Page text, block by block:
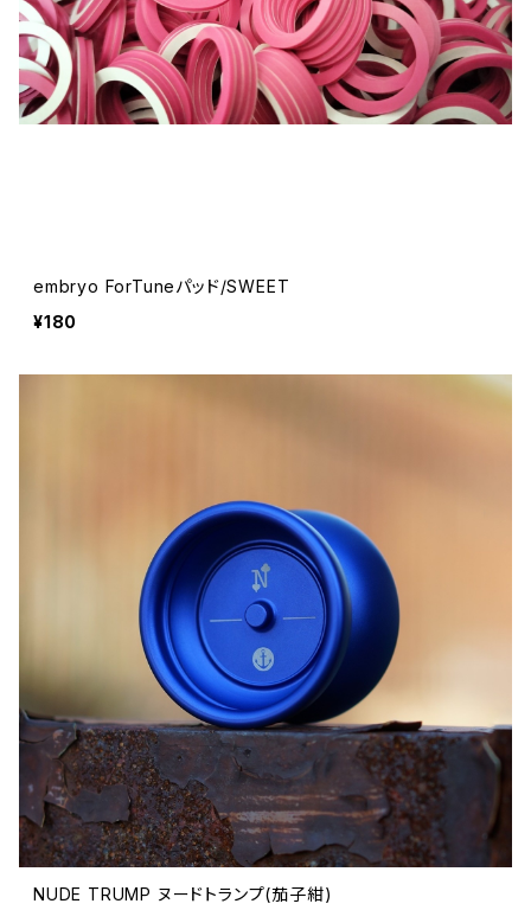
embryo ForTuneパッド/SWEET
¥180
NUDE TRUMP ヌードトランプ(茄子紺)